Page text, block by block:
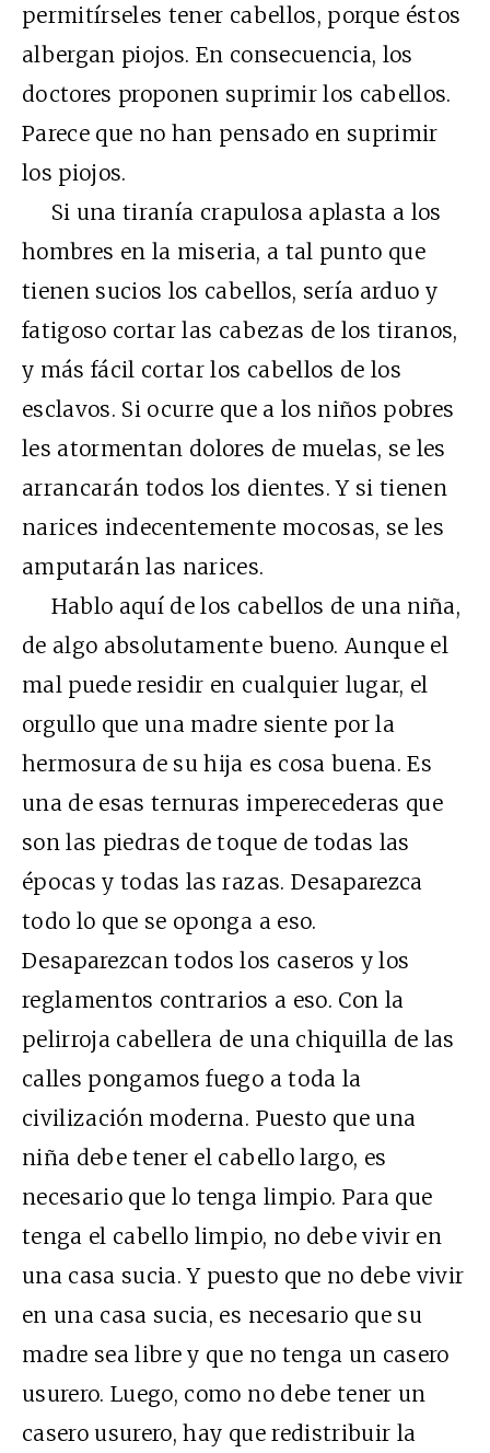
permitírseles tener cabellos, porque éstos
albergan piojos. En consecuencia, los
doctores proponen suprimir los cabellos.
Parece que no han pensado en suprimir
los piojos.
Si una tiranía crapulosa aplasta a los
hombres en la miseria, a tal punto que
tienen sucios los cabellos, sería arduo y
fatigoso cortar las cabezas de los tiranos,
y más fácil cortar los cabellos de los
esclavos. Si ocurre que a los niños pobres
les atormentan dolores de muelas, se les
arrancarán todos los dientes. Y si tienen
narices indecentemente mocosas, se les
amputarán las narices.
Hablo aquí de los cabellos de una niña,
de algo absolutamente bueno. Aunque el
mal puede residir en cualquier lugar, el
orgullo que una madre siente por la
hermosura de su hija es cosa buena. Es
una de esas ternuras imperecederas que
son las piedras de toque de todas las
épocas y todas las razas. Desaparezca
todo lo que se oponga a eso.
Desaparezcan todos los caseros y los
reglamentos contrarios a eso. Con la
pelirroja cabellera de una chiquilla de las
calles pongamos fuego a toda la
civilización moderna. Puesto que una
niña debe tener el cabello largo, es
necesario que lo tenga limpio. Para que
tenga el cabello limpio, no debe vivir en
una casa sucia. Y puesto que no debe vivir
en una casa sucia, es necesario que su
madre sea libre y que no tenga un casero
usurero. Luego, como no debe tener un
casero usurero, hay que redistribuir la